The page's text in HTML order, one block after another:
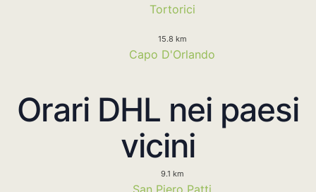
Tortorici
15.8 km
Capo D'Orlando
Orari DHL nei paesi
vicini
9.1 km